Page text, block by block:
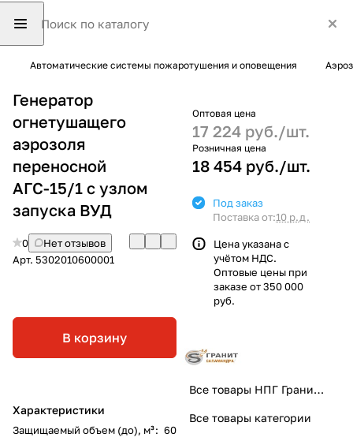
Автоматические системы пожаротушения и оповещения
Генератор
огнетушащего
аэрозоля
переносной
АГС-15/1 с узлом
запуска ВУД
0
Нет отзывов
Арт. 5302010600001
В корзину
Характеристики
Защищаемый объем (до), м³: 60
Оптовая цена
17 224 руб./шт.
Розничная цена
18 454 руб./шт.
Под заказ
Поставка от:10 р.д.
Цена указана с
учётом НДС.
Оптовые цены при
заказе от 350 000
руб.
Все товары НПГ Гранит-Саламандра
Все товары категории